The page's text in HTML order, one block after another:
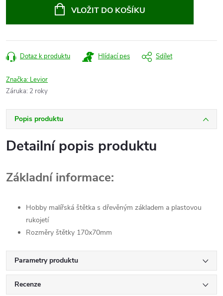
VLOŽIT DO KOŠÍKU
Dotaz k produktu Hlídací pes Sdílet
Značka: Levior
Záruka: 2 roky
Popis produktu
Detailní popis produktu
Základní informace:
Hobby malířská štětka s dřevěným základem a plastovou
rukojetí
Rozměry štětky 170x70mm
Parametry produktu
Recenze